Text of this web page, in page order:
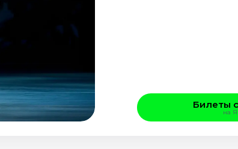
Билеты
на